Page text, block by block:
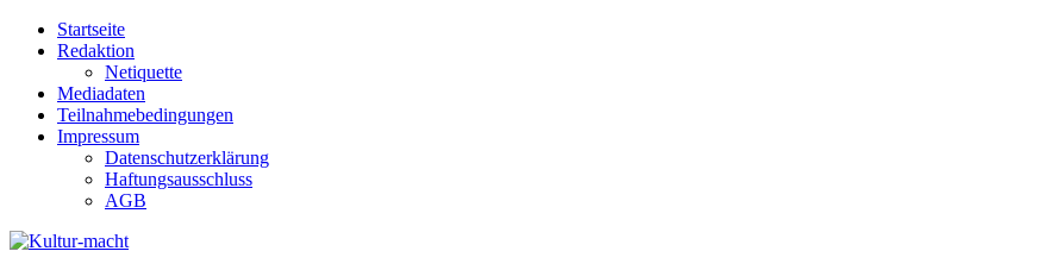
Zum
Inhalt
Startseite
Redaktion
Netiquette
Mediadaten
Teilnahmebedingungen
Impressum
Datenschutzerklärung
Haftungsausschluss
AGB